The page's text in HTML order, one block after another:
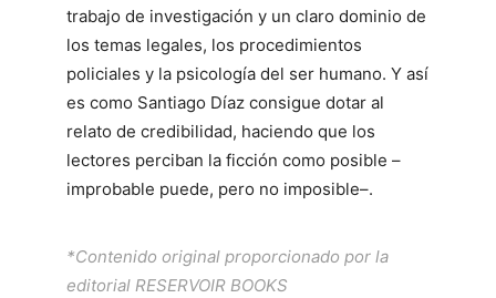
trabajo de investigación y un claro dominio de
los temas legales, los procedimientos
policiales y la psicología del ser humano. Y así
es como Santiago Díaz consigue dotar al
relato de credibilidad, haciendo que los
lectores perciban la ficción como posible –
improbable puede, pero no imposible–.
*Contenido original proporcionado por la
editorial RESERVOIR BOOKS